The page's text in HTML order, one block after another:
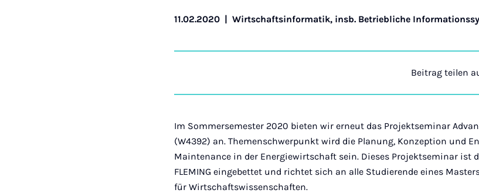
11.02.2020 |Wirtschaftsinformatik, insb. Betriebliche
Beitrag teilen
Im Sommersemester 2020 bieten wir erneut das Projektseminar
(W4392) an. Themenschwerpunkt wird die Planung, Konzeption und
Maintenance in der Energiewirtschaft sein. Dieses Projektseminar ist
FLEMING eingebettet und richtet sich an alle Studierende eines
für Wirtschaftswissenschaften.